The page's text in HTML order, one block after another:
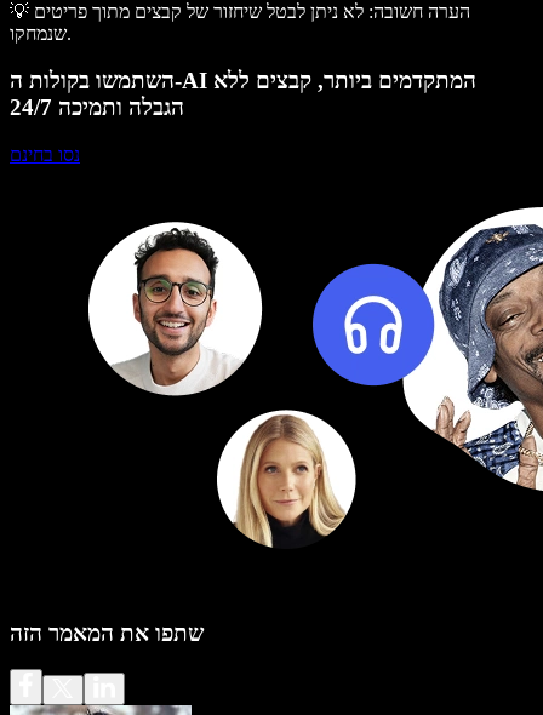
💡 הערה חשובה: לא ניתן לבטל שיחזור של קבצים מתוך פריטים
שנמחקו.
השתמשו בקולות ה-AI המתקדמים ביותר, קבצים ללא
הגבלה ותמיכה 24/7
נסו בחינם
שתפו את המאמר הזה